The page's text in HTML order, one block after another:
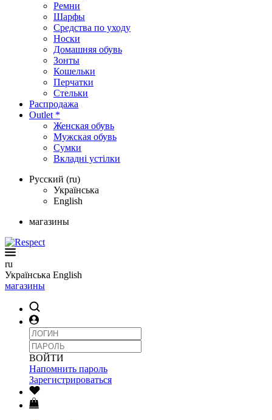
Ремни
Шарфы
Средства по уходу
Носки
Домашняя обувь
Зонты
Кошельки
Перчатки
Стельки
Распродажа
Outlet *
Женская обувь
Мужская обувь
Сумки
Вкладні устілки
Русский (ru)
Українська
English
магазины
ru
Українська English
магазины
ВОЙТИ
Напомнить пароль
Зарегистрироваться